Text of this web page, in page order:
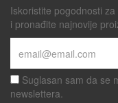
Iskoristite pogodnosti
i pronađite najnovije
Suglasan sam da se
newslettera.